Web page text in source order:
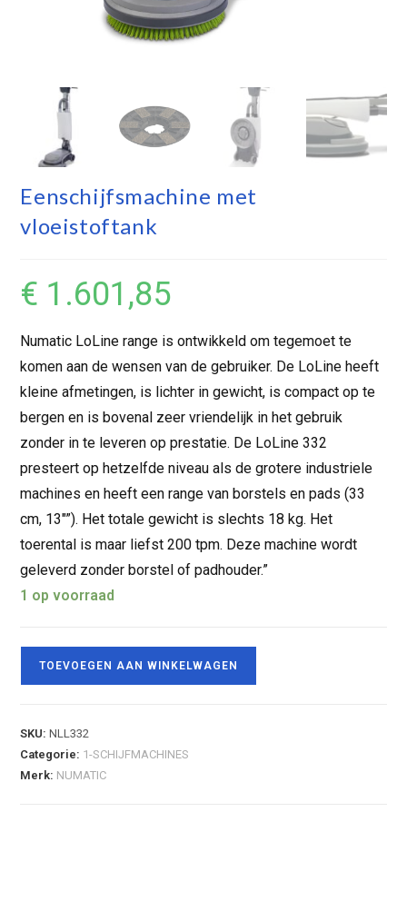
Eenschijfsmachine met
vloeistoftank
€ 1.601,85
Numatic LoLine range is ontwikkeld om tegemoet te
komen aan de wensen van de gebruiker. De LoLine heeft
kleine afmetingen, is lichter in gewicht, is compact op te
bergen en is bovenal zeer vriendelijk in het gebruik
zonder in te leveren op prestatie. De LoLine 332
presteert op hetzelfde niveau als de grotere industriele
machines en heeft een range van borstels en pads (33
cm, 13″”). Het totale gewicht is slechts 18 kg. Het
toerental is maar liefst 200 tpm. Deze machine wordt
geleverd zonder borstel of padhouder.”
1 op voorraad
TOEVOEGEN AAN WINKELWAGEN
SKU:NLL332
Categorie: 1-SCHIJFMACHINES
Merk: NUMATIC